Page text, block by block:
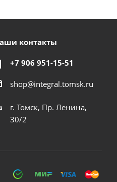
контакты
+7 906 951-15-51
shop@integral.tomsk.ru
г. Томск, Пр. Ленина,
30/2